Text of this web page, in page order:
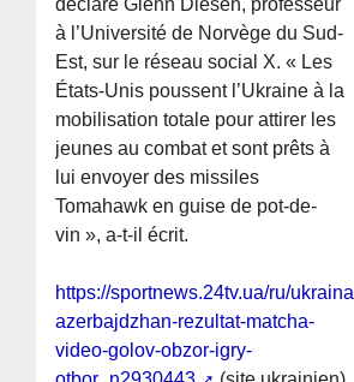
déclaré Glenn Diesen, professeur
à l’Université de Norvège du Sud-
Est, sur le réseau social X. « Les
États-Unis poussent l’Ukraine à la
mobilisation totale pour attirer les
jeunes au combat et sont prêts à
lui envoyer des missiles
Tomahawk en guise de pot-de-
vin », a-t-il écrit.
https://sportnews.24tv.ua/ru/ukraina-
azerbajdzhan-rezultat-matcha-
video-golov-obzor-igry-